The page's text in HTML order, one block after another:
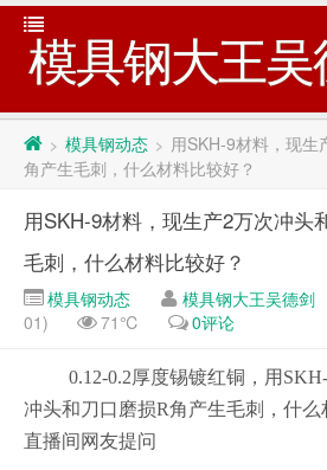
模具钢大王
> 模具钢动态 > 用SKH-9材料，现生
角产生毛刺，什么材料比较好？
用SKH-9材料，现生产2万次冲头
毛刺，什么材料比较好？
模具钢动态 模具钢大王吴德剑
01)
71℃ 0评论
0.12-0.2厚度锡镀红铜，用
冲头和刀口磨损R角产生毛刺，什么
直播间网友提问